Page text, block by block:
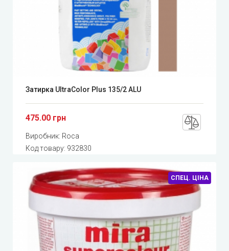
Затирка UltraColor Plus 135/2 ALU
475.00 грн
Виробник: Roca
Код товару: 932830
СПЕЦ. ЦІНА